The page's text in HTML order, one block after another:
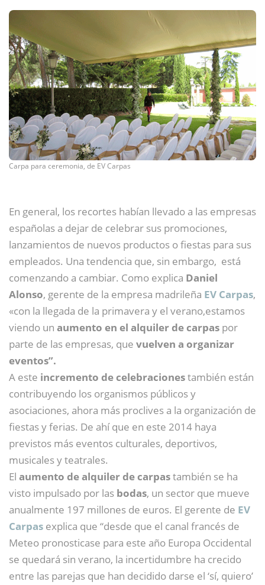
Carpa para ceremonia, de EV Carpas
En general, los recortes habían llevado a las empresas
españolas a dejar de celebrar sus promociones,
lanzamientos de nuevos productos o fiestas para sus
empleados. Una tendencia que, sin embargo, está
comenzando a cambiar. Como explica Daniel
Alonso, gerente de la empresa madrileña EV Carpas,
«con la llegada de la primavera y el verano,estamos
viendo un aumento en el alquiler de carpas por
parte de las empresas, que vuelven a organizar
eventos”.
A este incremento de celebracionestambién están
contribuyendo los organismos públicos y
asociaciones, ahora más proclives a la organización de
fiestas y ferias. De ahí que en este 2014 haya
previstos más eventos culturales, deportivos,
musicales y teatrales.
El aumento de alquiler de carpastambién se ha
visto impulsado por las bodas, un sector que mueve
anualmente 197 millones de euros. El gerente de EV
Carpas explica que “desde que el canal francés de
Meteo pronosticase para este año Europa Occidental
se quedará sin verano, la incertidumbre ha crecido
entre las parejas que han decidido darse el ‘sí, quiero’